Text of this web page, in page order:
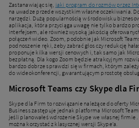
Zastanawiając się, jaki program do rozmów przez
na uwadze przede wszystkim własne oczekiwania.
narzędzi. Dużą popularnością w środowisku
aplikacja, która przyciąga uwagę nie tylko bardzo
interfejsem, ale również wysoką jakością
połączeń wideo. Zoom, podobnie jak Microsoft
podnoszenie ręki, żeby zabrać głos czy redukcję
proponuje kilka wersji cenowych i, tak samo jak
bezpłatną. Dla kogo Zoom będzie atrakcyjnym
bardzo dobrze sprawdzi się w firmach, którym
do wideokonferencji, gwarantującym prostotę
Microsoft Teams czy Skype dla
Skype dla Firm to rozwiązanie należące do oferty
Business zastępuje jednak platforma Microsoft
jeśli planowałeś wdrożenie Skype we własnej firmie
można korzystać z klasycznej wersji Skype’a.